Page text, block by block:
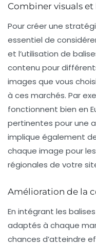
Combiner visuals et
Pour créer une
essentiel de
et l’utilisation de
contenu pour
images que vous
à ces marchés. Par
fonctionnent bien en
pertinentes pour une
implique également
chaque image pour
régionales de votre
Amélioration de la
En intégrant les
adaptés à chaque
chances d’atteindre